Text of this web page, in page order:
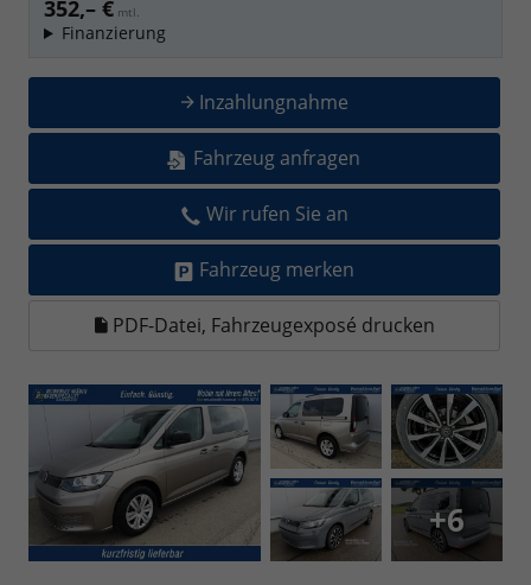
352,– € mtl.
Finanzierung
Inzahlungnahme
Fahrzeug anfragen
Wir rufen Sie an
Fahrzeug merken
PDF-Datei, Fahrzeugexposé drucken
+6